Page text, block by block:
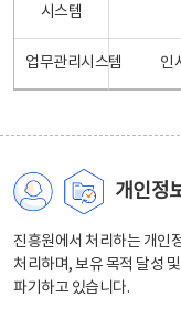
시스템
업무관리시스템 인
개인정
진흥원에서 처리하는 개인
처리하며, 보유 목적 달성
파기하고 있습니다.